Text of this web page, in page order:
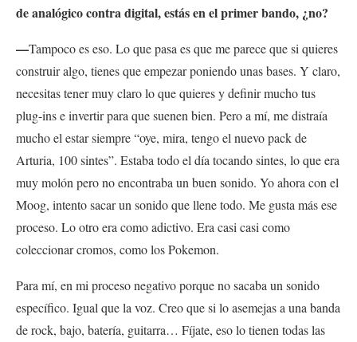
de analógico contra digital, estás en el primer bando, ¿no?
—Tampoco es eso. Lo que pasa es que me parece que si quieres
construir algo, tienes que empezar poniendo unas bases. Y claro,
necesitas tener muy claro lo que quieres y definir mucho tus
plug-ins e invertir para que suenen bien. Pero a mí, me distraía
mucho el estar siempre “oye, mira, tengo el nuevo pack de
Arturia, 100 sintes”. Estaba todo el día tocando sintes, lo que era
muy molón pero no encontraba un buen sonido. Yo ahora con el
Moog, intento sacar un sonido que llene todo. Me gusta más ese
proceso. Lo otro era como adictivo. Era casi casi como
coleccionar cromos, como los Pokemon.
Para mí, en mi proceso negativo porque no sacaba un sonido
específico. Igual que la voz. Creo que si lo asemejas a una banda
de rock, bajo, batería, guitarra… Fíjate, eso lo tienen todas las